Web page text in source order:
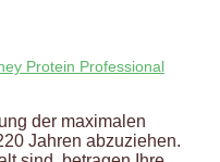
Protein Professional
der maximalen
Jahren abzuziehen.